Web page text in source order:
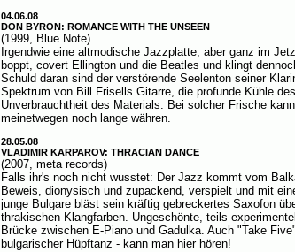
04.06.08
DON BYRON: ROMANCE WITH THE UNSEEN
(1999, Blue Note)
Irgendwie eine altmodische Jazzplatte, aber ganz im
boppt, covert Ellington und die Beatles und klingt
Schuld daran sind der verstörende Seelenton seiner
Spektrum von Bill Frisells Gitarre, die profunde Kühle
Unverbrauchtheit des Materials. Bei solcher Frische
meinetwegen noch lange währen.
28.05.08
VLADIMIR KARPAROV: THRACIAN DANCE
(2007, meta records)
Falls ihr's noch nicht wusstet: Der Jazz kommt vom
Beweis, dionysisch und zupackend, verspielt und mit
junge Bulgare bläst sein kräftig gebreckertes Saxofon
thrakischen Klangfarben. Ungeschönte, teils
Brücke zwischen E-Piano und Gadulka. Auch "Take
bulgarischer Hüpftanz - kann man hier hören!